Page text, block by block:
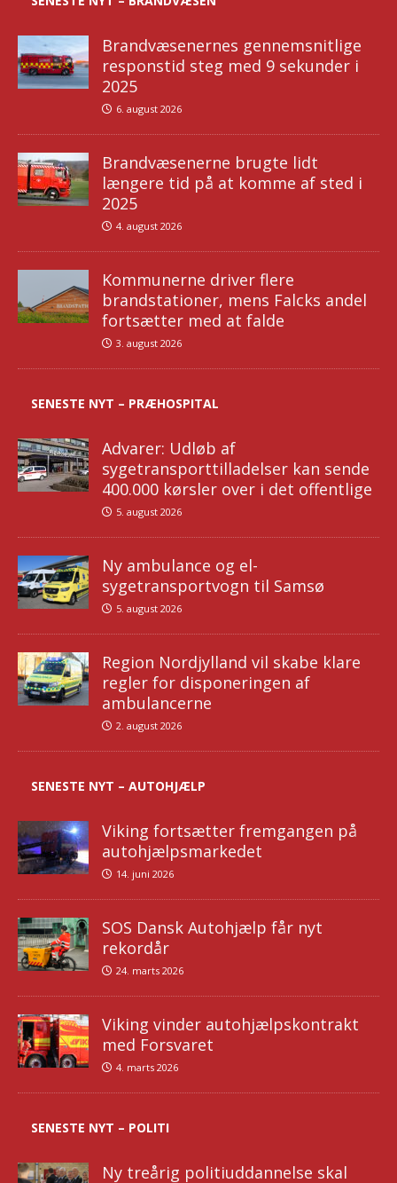
Brandvæsenernes gennemsnitlige
responstid steg med 9 sekunder i
2025
6. august 2026
Brandvæsenerne brugte lidt
længere tid på at komme af sted i
2025
4. august 2026
Kommunerne driver flere
brandstationer, mens Falcks andel
fortsætter med at falde
3. august 2026
SENESTE NYT – PRÆHOSPITAL
Advarer: Udløb af
sygetransporttilladelser kan sende
400.000 kørsler over i det offentlige
5. august 2026
Ny ambulance og el-
sygetransportvogn til Samsø
5. august 2026
Region Nordjylland vil skabe klare
regler for disponeringen af
ambulancerne
2. august 2026
SENESTE NYT – AUTOHJÆLP
Viking fortsætter fremgangen på
autohjælpsmarkedet
14. juni 2026
SOS Dansk Autohjælp får nyt
rekordår
24. marts 2026
Viking vinder autohjælpskontrakt
med Forsvaret
4. marts 2026
SENESTE NYT – POLITI
Ny treårig politiuddannelse skal